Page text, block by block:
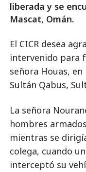
liberada y se
Mascat, Omán.
El CICR desea
intervenido para
señora Houas,
Sultán Qabus,
La señora
hombres
mientras se
colega, cuando
interceptó su